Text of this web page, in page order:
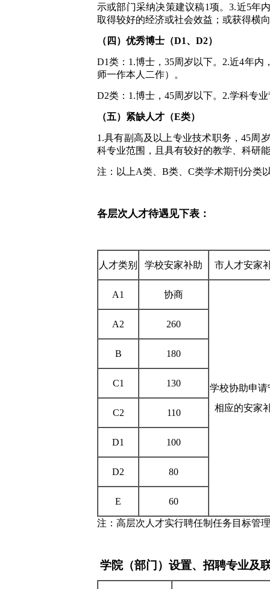
示或部门采纳决策建议稿1项。3.近5年
取得较好的经济或社会效益；或获得横
（四）优秀博士（D1、D2）
D1类：1.博士，35周岁以下。2.近4年
师一作本人二作）。
D2类：1.博士，45周岁以下。2.学科专
（五）紧缺人才（E类）
1.具有副高及以上专业技术职务，45周
科专业范围，且具有较好的教学、科研
注：以上A类、B类、C类学术期刊分类
各层次人才待遇见下表：
人才类别 学校安家补助 市人才安家
A1 协商
学校协助申
相应的安家
A2 260
B 180
C1 130
C2 110
D1 100
D2 80
E 60
注：高层次人才实行聘任制任务目标管
学院（部门）设置、招聘专业及